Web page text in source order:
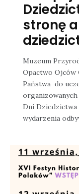
stronę
Muzeum
Opactwo Ojców
Państwa do
Dni Dziedzictwa
wydarzenia